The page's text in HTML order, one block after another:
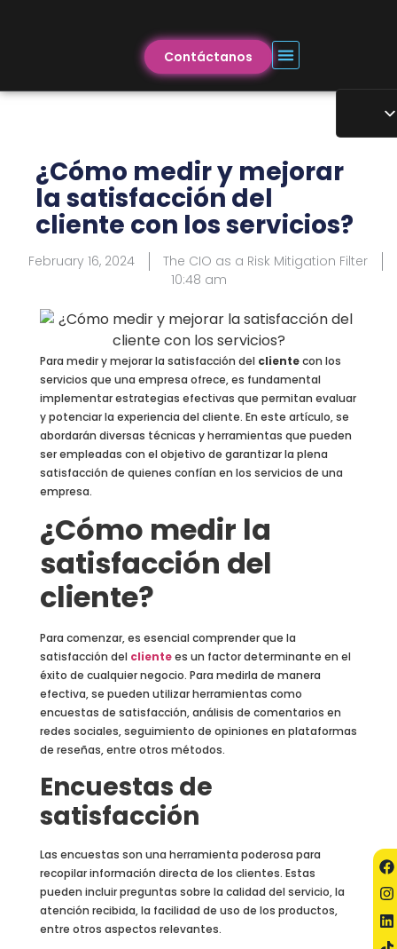
Contáctanos
¿Cómo medir y mejorar
la satisfacción del
cliente con los servicios?
February 16, 2024
The CIO as a Risk Mitigation Filter
10:48 am
Para medir y mejorar la satisfacción del clientecon los
servicios que una empresa ofrece, es fundamental
implementar estrategias efectivas que permitan evaluar
y potenciar la experiencia del cliente. En este artículo, se
abordarán diversas técnicas y herramientas que pueden
ser empleadas con el objetivo de garantizar la plena
satisfacción de quienes confían en los servicios de una
empresa.
¿Cómo medir la
satisfacción del
cliente?
Para comenzar, es esencial comprender que la
satisfacción del clientees un factor determinante en el
éxito de cualquier negocio. Para medirla de manera
efectiva, se pueden utilizar herramientas como
encuestas de satisfacción, análisis de comentarios en
redes sociales, seguimiento de opiniones en plataformas
de reseñas, entre otros métodos.
Encuestas de
satisfacción
Las encuestas son una herramienta poderosa para
recopilar información directa de los clientes. Estas
pueden incluir preguntas sobre la calidad del servicio, la
atención recibida, la facilidad de uso de los productos,
entre otros aspectos relevantes.